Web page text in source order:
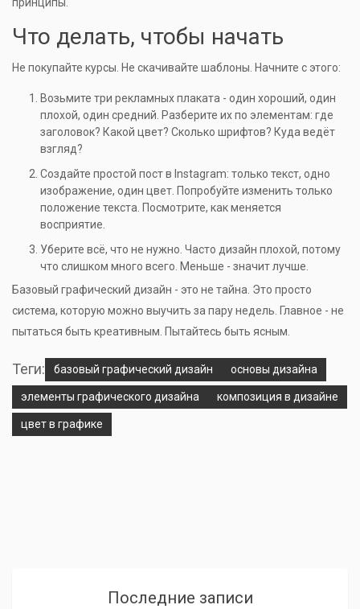
принципы.
Что делать, чтобы начать
Не покупайте курсы. Не скачивайте шаблоны. Начните с этого:
Возьмите три рекламных плаката - один хороший, один
плохой, один средний. Разберите их по элементам: где
заголовок? Какой цвет? Сколько шрифтов? Куда ведёт
взгляд?
Создайте простой пост в Instagram: только текст, одно
изображение, один цвет. Попробуйте изменить только
положение текста. Посмотрите, как меняется
восприятие.
Уберите всё, что не нужно. Часто дизайн плохой, потому
что слишком много всего. Меньше - значит лучше.
Базовый графический дизайн - это не тайна. Это просто
система, которую можно выучить за пару недель. Главное - не
пытаться быть креативным. Пытайтесь быть ясным.
Теги: базовый графический дизайн основы дизайна
элементы графического дизайна композиция в дизайне
цвет в графике
Последние записи